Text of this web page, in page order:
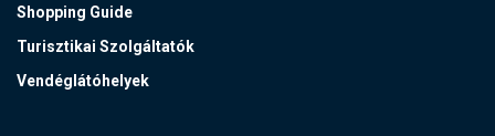
Shopping Guide
Turisztikai Szolgáltatók
Vendéglátóhelyek